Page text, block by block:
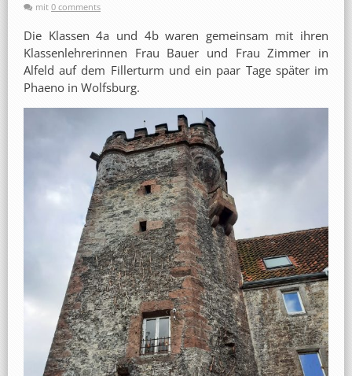
mit 0 comments
Die Klassen 4a und 4b waren gemeinsam mit ihren
Klassenlehrerinnen Frau Bauer und Frau Zimmer in
Alfeld auf dem Fillerturm und ein paar Tage später im
Phaeno in Wolfsburg.